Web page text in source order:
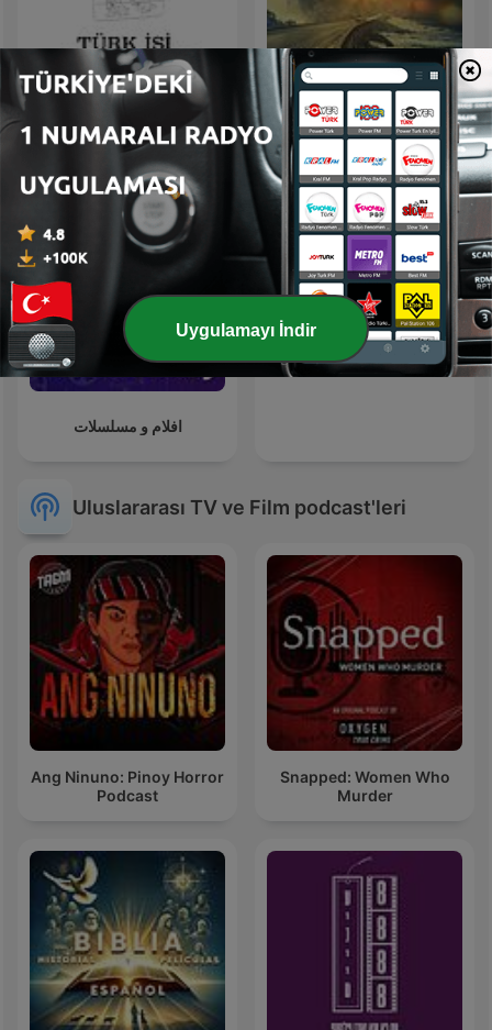
Türk İşi Kovboylar
DRIVE IN -
Intrattenimento in viaggio
افلام و مسلسلات
1995 The Podcast
Uluslararası TV ve Film podcast'leri
Ang Ninuno: Pinoy Horror
Podcast
Snapped: Women Who
Murder
Uygulamayı İndir